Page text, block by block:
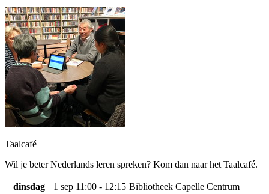
Taalcafé
Wil je beter Nederlands leren spreken? Kom dan naar het Taalcafé.
dinsdag 1 sep 11:00 - 12:15 Bibliotheek Capelle Centrum